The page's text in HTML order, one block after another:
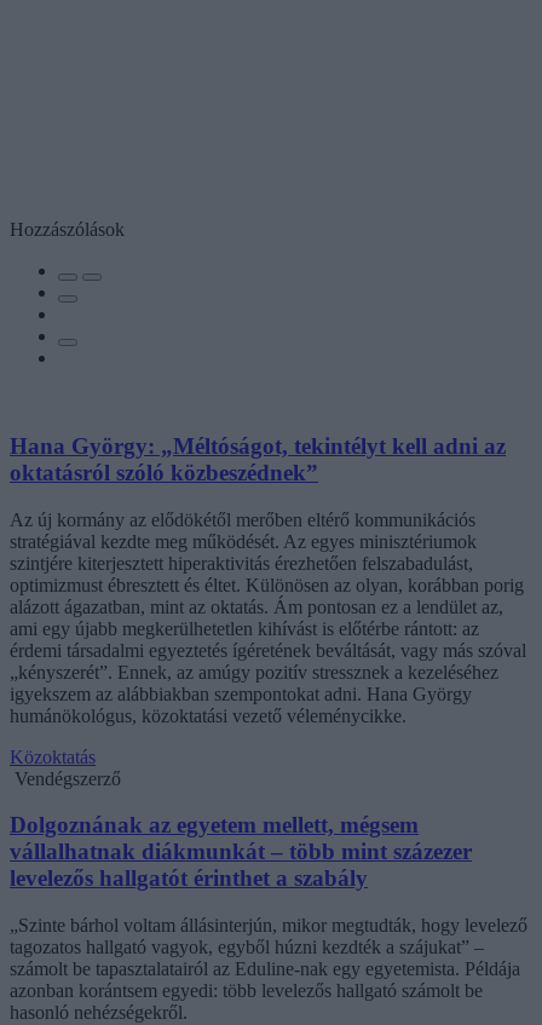
Hozzászólások
Hana György: „Méltóságot, tekintélyt kell adni az
oktatásról szóló közbeszédnek”
Az új kormány az elődökétől merőben eltérő kommunikációs
stratégiával kezdte meg működését. Az egyes minisztériumok
szintjére kiterjesztett hiperaktivitás érezhetően felszabadulást,
optimizmust ébresztett és éltet. Különösen az olyan, korábban porig
alázott ágazatban, mint az oktatás. Ám pontosan ez a lendület az,
ami egy újabb megkerülhetetlen kihívást is előtérbe rántott: az
érdemi társadalmi egyeztetés ígéretének beváltását, vagy más szóval
„kényszerét”. Ennek, az amúgy pozitív stressznek a kezeléséhez
igyekszem az alábbiakban szempontokat adni. Hana György
humánökológus, közoktatási vezető véleménycikke.
Közoktatás
Vendégszerző
Dolgoznának az egyetem mellett, mégsem
vállalhatnak diákmunkát – több mint százezer
levelezős hallgatót érinthet a szabály
„Szinte bárhol voltam állásinterjún, mikor megtudták, hogy levelező
tagozatos hallgató vagyok, egyből húzni kezdték a szájukat” –
számolt be tapasztalatairól az Eduline-nak egy egyetemista. Példája
azonban korántsem egyedi: több levelezős hallgató számolt be
hasonló nehézségekről.